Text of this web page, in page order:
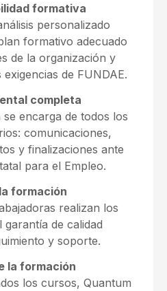
formativa
personalizado
formativo adecuado
de la organización y
de FUNDAE.
completa
encarga de todos los
comunicaciones,
y finalizaciones ante
para el Empleo.
formación
realizan los
de calidad
y soporte.
la formación
los cursos, Quantum